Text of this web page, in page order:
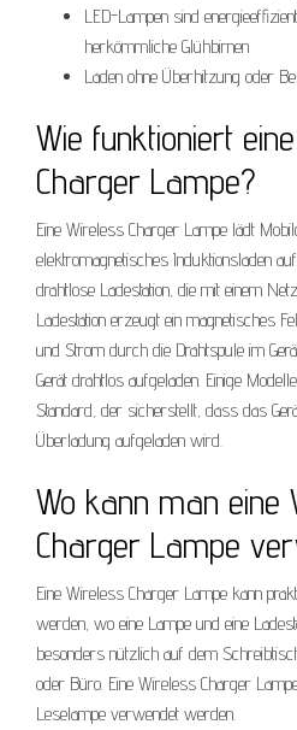
LED-Lampen sind
herkömmliche Glühbirnen
Laden ohne Überhitzung oder
Wie funktioniert
Charger Lampe?
Eine Wireless Charger Lampe lädt
elektromagnetisches Induktionsladen
drahtlose Ladestation, die mit einem
Ladestation erzeugt ein magnetisches
und Strom durch die Drahtspule im
Gerät drahtlos aufgeladen. Einige
Standard, der sicherstellt, dass das
Überladung aufgeladen wird.
Wo kann man eine
Charger Lampe
Eine Wireless Charger Lampe kann
werden, wo eine Lampe und eine
besonders nützlich auf dem
oder Büro. Eine Wireless Charger
Leselampe verwendet werden.